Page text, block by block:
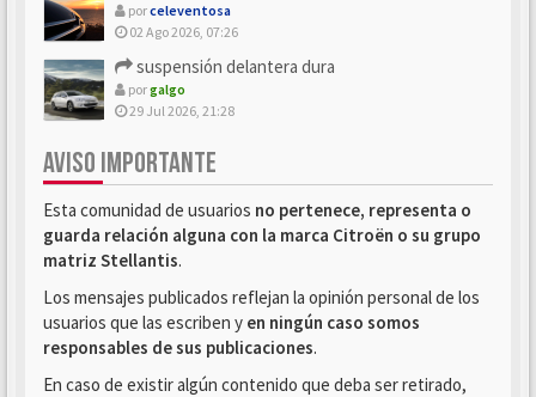
porceleventosa
02 Ago 2026, 07:26
suspensión delantera dura
porgalgo
29 Jul 2026, 21:28
AVISO IMPORTANTE
Esta comunidad de usuarios no pertenece, representa o
guarda relación alguna con la marca Citroën o su grupo
matriz Stellantis.
Los mensajes publicados reflejan la opinión personal de los
usuarios que las escriben y en ningún caso somos
responsables de sus publicaciones.
En caso de existir algún contenido que deba ser retirado,